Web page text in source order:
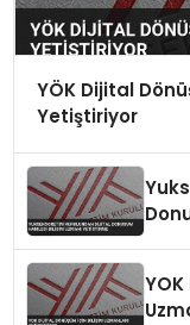
YÖK Dijital
Yetiştiriyor